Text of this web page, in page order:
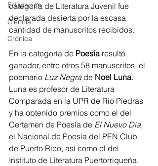
Educación
Ciencia
Crónica
categoría de Literatura Juvenil fue
declarada desierta por la escasa
cantidad de manuscritos recibidos.
En la categoría de Poesía resultó
ganador, entre otros 58 manuscritos, el
poemario Luz Negra de Noel Luna.
Luna es profesor de Literatura
Comparada en la UPR de Río Piedras
y ha obtenido premios como el del
Certamen de Poesía de El Nuevo Día,
el Nacional de Poesía del PEN Club
de Puerto Rico, así como el del
Instituto de Literatura Puertorriqueña.